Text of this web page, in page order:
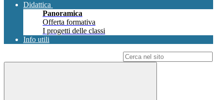
Didattica
Panoramica
Offerta formativa
I progetti delle classi
Info utili